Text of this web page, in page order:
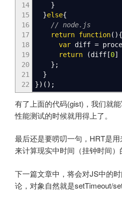
14
15
16
17
18
19
20
21
22
}
}else{
// node.js
return function( ){
var diff =
return
(diff[0]
} ;
}
}) ( ) ;
有了上面的代码(gist)，我们就
性能测试的时候就用得上了。
最后还是要唠叨一句，HRT是
来计算现实中时间（挂钟时间）
下一篇文章中，将会对JS中的
论，对象自然就是setTimeout/